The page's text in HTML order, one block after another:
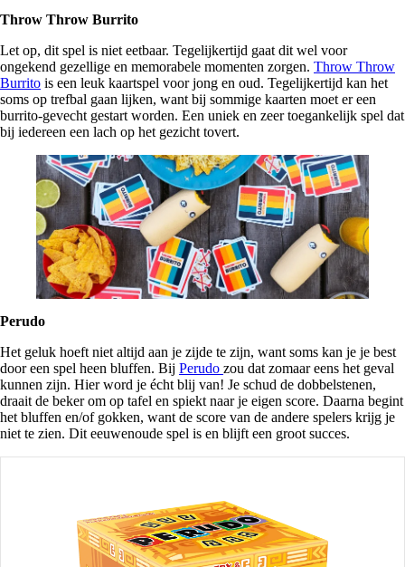
Throw Throw Burrito
Let op, dit spel is niet eetbaar. Tegelijkertijd gaat dit wel voor
ongekend gezellige en memorabele momenten zorgen. Throw Throw
Burrito is een leuk kaartspel voor jong en oud. Tegelijkertijd kan het
soms op trefbal gaan lijken, want bij sommige kaarten moet er een
burrito-gevecht gestart worden. Een uniek en zeer toegankelijk spel dat
bij iedereen een lach op het gezicht tovert.
Perudo
Het geluk hoeft niet altijd aan je zijde te zijn, want soms kan je je best
door een spel heen bluffen. Bij Perudo zou dat zomaar eens het geval
kunnen zijn. Hier word je écht blij van! Je schud de dobbelstenen,
draait de beker om op tafel en spiekt naar je eigen score. Daarna begint
het bluffen en/of gokken, want de score van de andere spelers krijg je
niet te zien. Dit eeuwenoude spel is en blijft een groot succes.